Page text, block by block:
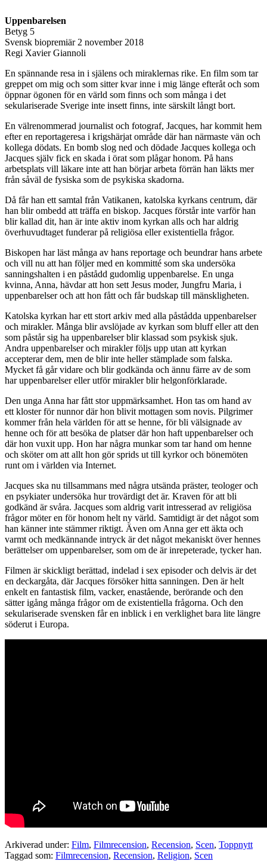
Uppenbarelsen
Betyg 5
Svensk biopremiär 2 november 2018
Regi Xavier Giannoli
En spännande resa in i själens och miraklernas rike. En film som tar
greppet om mig och som sitter kvar inne i mig länge efteråt och som
öppnar ögonen för en värld som finns och som många i det
sekulariserade Sverige inte insett finns, inte särskilt långt bort.
En välrenommerad journalist och fotograf, Jacques, har kommit hem
efter en reportageresa i krigshärjat område där han närmaste vän och
kollega dödats. En bomb slog ned och dödade Jacques kollega och
Jacques själv fick en skada i örat som plågar honom. På hans
arbetsplats vill läkare inte att han börjar arbeta förrän han läkts mer
från såväl de fysiska som de psykiska skadorna.
Då får han ett samtal från Vatikanen, katolska kyrkans centrum, där
han blir ombedd att träffa en biskop. Jacques förstår inte varför han
blir kallad dit, han är inte aktiv inom kyrkan alls och har aldrig
överhuvudtaget funderar på religiösa eller existentiella frågor.
Biskopen har läst många av hans reportage och beundrar hans arbete
och vill nu att han följer med en kommitté som ska undersöka
sanningshalten i en påstådd gudomlig uppenbarelse. En unga
kvinna, Anna, hävdar att hon sett Jesus moder, Jungfru Maria, i
uppenbarelser och att hon fått och får budskap till mänskligheten.
Katolska kyrkan har ett stort arkiv med alla påstådda uppenbarelser
och mirakler. Många blir avslöjade av kyrkan som bluff eller att den
som påstår sig ha uppenbarelser blir klassad som psykisk sjuk.
Andra uppenbarelser och mirakler följs upp utan att kyrkan
accepterar dem, men de blir inte heller stämplade som falska.
Mycket få går vidare och blir godkända och ännu färre av de som
har uppenbarelser eller utför mirakler blir helgonförklarade.
Den unga Anna har fått stor uppmärksamhet. Hon tas om hand av
ett kloster för nunnor där hon blivit mottagen som novis. Pilgrimer
kommer från hela världen för att se henne, för bli välsignade av
henne och för att besöka de platser där hon haft uppenbarelser och
där hon vuxit upp. Hon har några munkar som tar hand om henne
och sköter om att allt hon gör sprids ut till kyrkor och bönemöten
runt om i världen via Internet.
Jacques ska nu tillsammans med några utsända präster, teologer och
en psykiater undersöka hur trovärdigt det är. Kraven för att bli
godkänd är svåra. Jacques som aldrig varit intresserad av religiösa
frågor möter en för honom helt ny värld. Samtidigt är det något som
han känner inte stämmer riktigt. Även om Anna ger ett äkta och
varmt och medkännande intryck är det något mekaniskt över hennes
berättelser om uppenbarelser, som om de är inrepeterade, tycker han.
Filmen är skickligt berättad, indelad i sex episoder och delvis är det
en deckargåta, där Jacques försöker hitta sanningen. Den är helt
enkelt en fantastisk film, vacker, enastående, berörande och den
sätter igång många frågor om de existentiella frågorna. Och den
sekulariserade svensken får en inblick i en verklighet bara lite längre
söderut i Europa.
Arkiverad under: Film, Filmrecension, Recension, Scen, Toppnytt
Taggad som: Filmrecension, Recension, Religion, Scen